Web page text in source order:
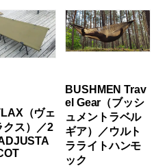
（ヴェ
クス）／2
BUSHMEN Trav
el Gear（ブッシ
ュメントラベル
ギア）／ウルト
ラライトハンモ
ック